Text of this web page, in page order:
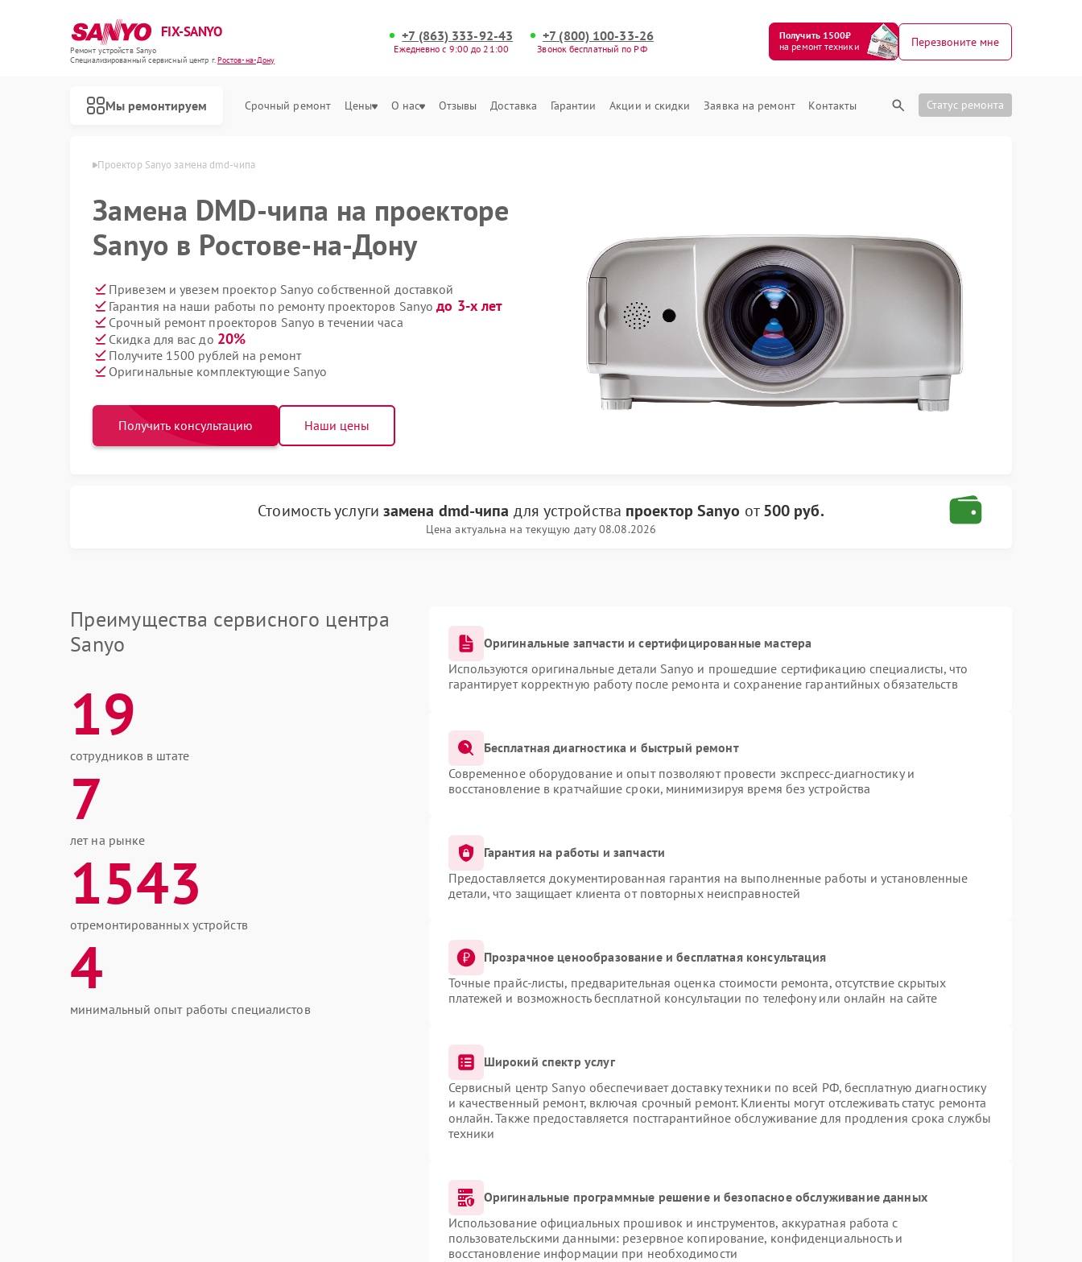
FIX-SANYO
Ремонт устройств Sanyo
Специализированный cервисный центр г.Ростов-на-Дону
+7 (863) 333-92-43
Ежедневно с 9:00 до 21:00
+7 (800) 100-33-26
Звонок бесплатный по РФ
Получить 1500₽
на ремонт техники
Перезвоните мне
Мы ремонтируем Срочный ремонт Цены О нас Отзывы Доставка Гарантии Акции и скидки Заявка на ремонт Контакты Статус ремонта
Проектор Sanyo замена dmd-чипа
Замена DMD-чипа на проекторе
Sanyo в Ростове-на-Дону
Привезем и увезем проектор Sanyo собственной доставкой
Гарантия на наши работы по ремонту проекторов Sanyoдо 3-х лет
Срочный ремонт проекторов Sanyo в течении часа
Скидка для вас до 20%
Получите 1500 рублей на ремонт
Оригинальные комплектующие Sanyo
Получить консультацию Наши цены
Стоимость услуги замена dmd-чипа для устройства проектор Sanyo от500 руб.
Цена актуальна на текущую дату 08.08.2026
Преимущества сервисного центра
Sanyo
19
сотрудников в штате
7
лет на рынке
1543
отремонтированных устройств
4
минимальный опыт работы специалистов
Оригинальные запчасти и сертифицированные мастера
Используются оригинальные детали Sanyo и прошедшие сертификацию специалисты, что
гарантирует корректную работу после ремонта и сохранение гарантийных обязательств
Бесплатная диагностика и быстрый ремонт
Современное оборудование и опыт позволяют провести экспресс-диагностику и
восстановление в кратчайшие сроки, минимизируя время без устройства
Гарантия на работы и запчасти
Предоставляется документированная гарантия на выполненные работы и установленные
детали, что защищает клиента от повторных неисправностей
Прозрачное ценообразование и бесплатная консультация
Точные прайс-листы, предварительная оценка стоимости ремонта, отсутствие скрытых
платежей и возможность бесплатной консультации по телефону или онлайн на сайте
Широкий спектр услуг
Сервисный центр Sanyo обеспечивает доставку техники по всей РФ, бесплатную диагностику
и качественный ремонт, включая срочный ремонт. Клиенты могут отслеживать статус ремонта
онлайн. Также предоставляется постгарантийное обслуживание для продления срока службы
техники
Оригинальные программные решение и безопасное обслуживание данных
Использование официальных прошивок и инструментов, аккуратная работа с
пользовательскими данными: резервное копирование, конфиденциальность и
восстановление информации при необходимости